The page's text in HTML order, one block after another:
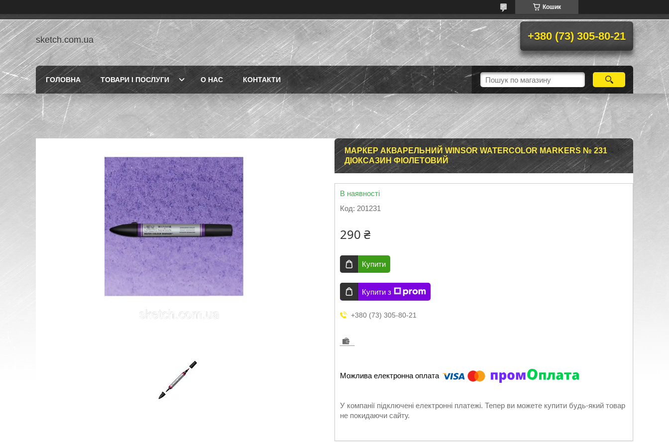
Кошик
sketch.com.ua +380 (73) 305-80-21
ГОЛОВНА ТОВАРИ І ПОСЛУГИ О НАС КОНТАКТИ
МАРКЕР АКВАРЕЛЬНИЙ WINSOR WATERCOLOR MARKERS № 231
ДІОКСАЗИН ФІОЛЕТОВИЙ
В наявності
Код: 201231
290 ₴
Купити
Купити з
+380 (73) 305-80-21
У компанії підключені електронні платежі. Тепер ви можете купити будь-який товар
не покидаючи сайту.